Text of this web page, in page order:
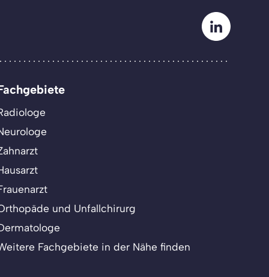
und Unfallchirurg
Fachgebiete in der Nähe finden